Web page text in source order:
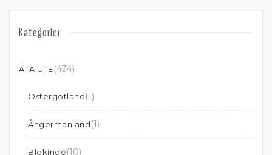
Kategorier
ÄTA UTE(434)
Östergötland(1)
Ångermanland(1)
Blekinge(10)